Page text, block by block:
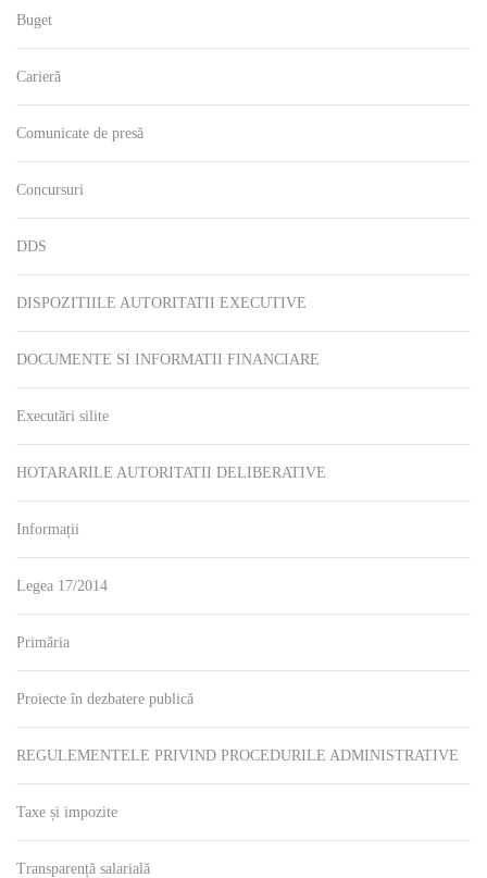
Buget
Carieră
Comunicate de presă
Concursuri
DDS
DISPOZITIILE AUTORITATII EXECUTIVE
DOCUMENTE SI INFORMATII FINANCIARE
Executări silite
HOTARARILE AUTORITATII DELIBERATIVE
Informații
Legea 17/2014
Primăria
Proiecte în dezbatere publică
REGULEMENTELE PRIVIND PROCEDURILE ADMINISTRATIVE
Taxe și impozite
Transparență salarială